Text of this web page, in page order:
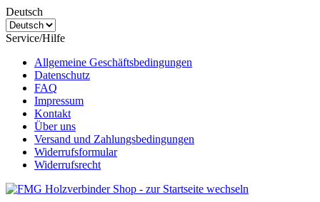
Deutsch
Service/Hilfe
Allgemeine Geschäftsbedingungen
Datenschutz
FAQ
Impressum
Kontakt
Über uns
Versand und Zahlungsbedingungen
Widerrufsformular
Widerrufsrecht